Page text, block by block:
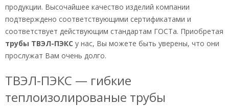
продукции. Высочайшее качество изделий компании
подтверждено соответствующими сертификатами и
соответствует действующим стандартам ГОСТа. Приобретая
трубы ТВЭЛ-ПЭКС у нас, Вы можете быть уверены, что они
прослужат Вам очень долго.
ТВЭЛ-ПЭКС — гибкие
теплоизолированые трубы